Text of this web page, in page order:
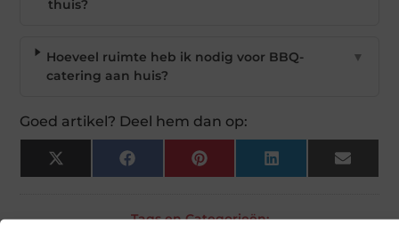
thuis?
Hoeveel ruimte heb ik nodig voor BBQ-
catering aan huis?
▼
Goed artikel? Deel hem dan op:
X
(Twitter)
Facebook Pinterest LinkedIn Email
Tags en Categorieën: